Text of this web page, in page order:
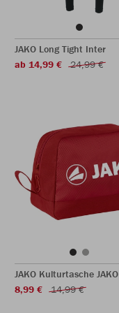
JAKO Long Tight Inter
ab 14,99 €
24,99 €
JAKO Kulturtasche JAKO
8,99 €
14,99 €